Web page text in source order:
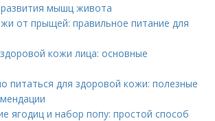
мышц живота
от прыщей: правильное питание для
кожи лица: основные
питаться для здоровой кожи: полезные
ягодиц и набор попу: простой способ